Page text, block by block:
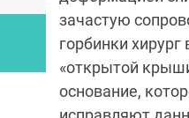
зачастую
горбинки
«открытой
основание,